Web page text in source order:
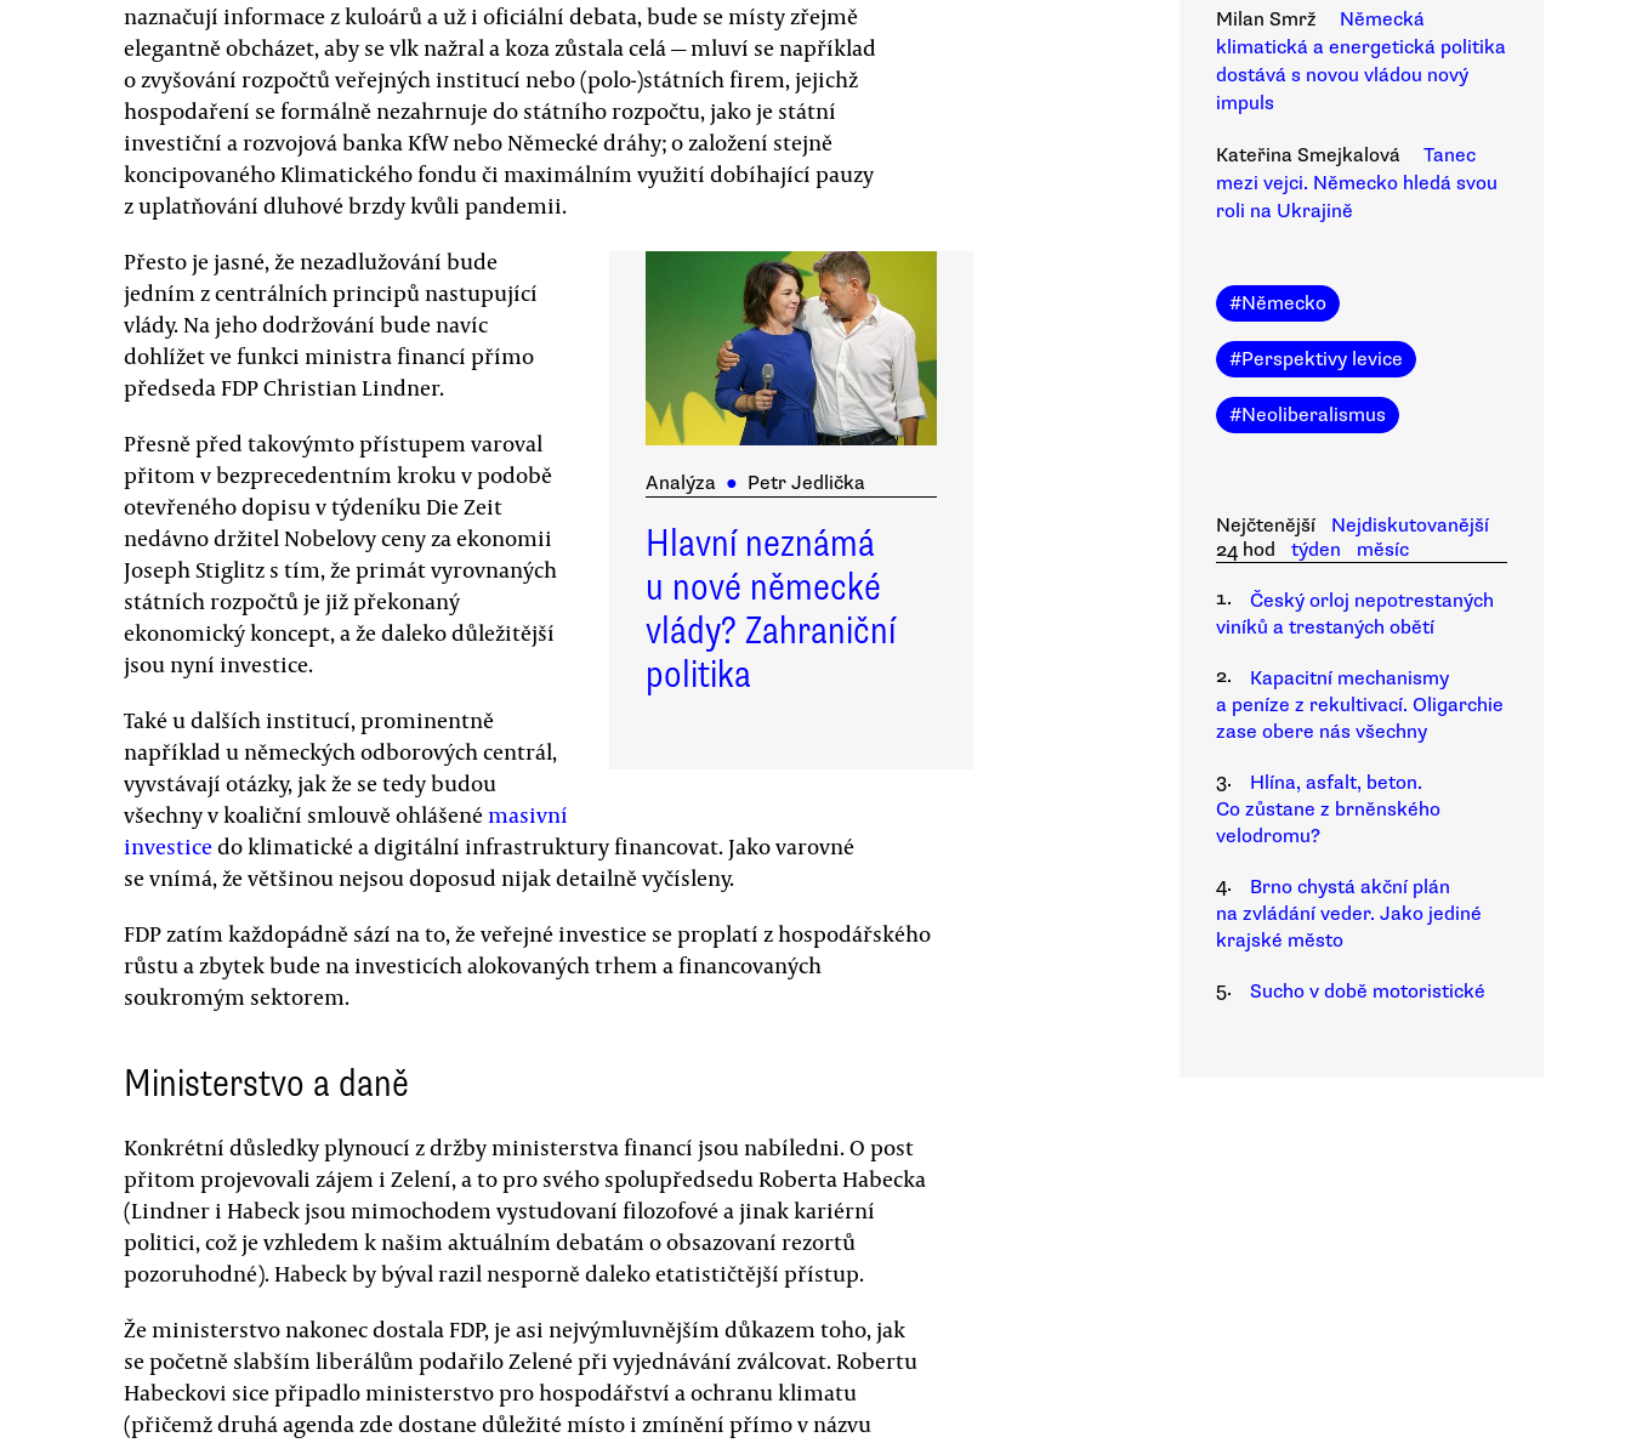
naznačují informace z kuloárů a už i oficiální debata, bude se místy zřejmě
elegantně obcházet, aby se vlk nažral a koza zůstala celá — mluví se například
o zvyšování rozpočtů veřejných institucí nebo (polo-)státních firem, jejichž
hospodaření se formálně nezahrnuje do státního rozpočtu, jako je státní
investiční a rozvojová banka KfW nebo Německé dráhy; o založení stejně
koncipovaného Klimatického fondu či maximálním využití dobíhající pauzy
z uplatňování dluhové brzdy kvůli pandemii.
Analýza ● Petr Jedlička
Hlavní neznámá
u nové německé
vlády? Zahraniční
politika
Přesto je jasné, že nezadlužování bude
jedním z centrálních principů nastupující
vlády. Na jeho dodržování bude navíc
dohlížet ve funkci ministra financí přímo
předseda FDP Christian Lindner.
Přesně před takovýmto přístupem varoval
přitom v bezprecedentním kroku v podobě
otevřeného dopisu v týdeníku Die Zeit
nedávno držitel Nobelovy ceny za ekonomii
Joseph Stiglitz s tím, že primát vyrovnaných
státních rozpočtů je již překonaný
ekonomický koncept, a že daleko důležitější
jsou nyní investice.
Také u dalších institucí, prominentně
například u německých odborových centrál,
vyvstávají otázky, jak že se tedy budou
všechny v koaliční smlouvě ohlášenémasivní
investicedo klimatické a digitální infrastruktury financovat. Jako varovné
se vnímá, že většinou nejsou doposud nijak detailně vyčísleny.
FDP zatím každopádně sází na to, že veřejné investice se proplatí z hospodářského
růstu a zbytek bude na investicích alokovaných trhem a financovaných
soukromým sektorem.
Ministerstvo a daně
Konkrétní důsledky plynoucí z držby ministerstva financí jsou nabíledni. O post
přitom projevovali zájem i Zelení, a to pro svého spolupředsedu Roberta Habecka
(Lindner i Habeck jsou mimochodem vystudovaní filozofové a jinak kariérní
politici, což je vzhledem k našim aktuálním debatám o obsazovaní rezortů
pozoruhodné). Habeck by býval razil nesporně daleko etatističtější přístup.
Že ministerstvo nakonec dostala FDP, je asi nejvýmluvnějším důkazem toho, jak
se početně slabším liberálům podařilo Zelené při vyjednávání zválcovat. Robertu
Habeckovi sice připadlo ministerstvo pro hospodářství a ochranu klimatu
(přičemž druhá agenda zde dostane důležité místo i zmínění přímo v názvu
Milan Smrž
Německá
klimatická a energetická politika
dostává s novou vládou nový
impuls
Kateřina Smejkalová
Tanec
mezi vejci. Německo hledá svou
roli na Ukrajině
#Německo
#Perspektivy levice
#Neoliberalismus
Nejčtenější
Nejdiskutovanější
24 hod
týden
měsíc
1.
Český orloj nepotrestaných
viníků a trestaných obětí
2.
Kapacitní mechanismy
a peníze z rekultivací. Oligarchie
zase obere nás všechny
3.
Hlína, asfalt, beton.
Co zůstane z brněnského
velodromu?
4.
Brno chystá akční plán
na zvládání veder. Jako jediné
krajské město
5.
Sucho v době motoristické